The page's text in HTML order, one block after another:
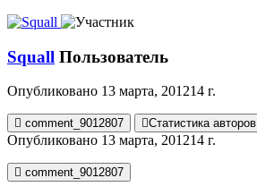
Squall Пользователь
Опубликовано 13 марта, 201214 г.
comment_9012807 Статистика авторов
Опубликовано 13 марта, 201214 г.
comment_9012807